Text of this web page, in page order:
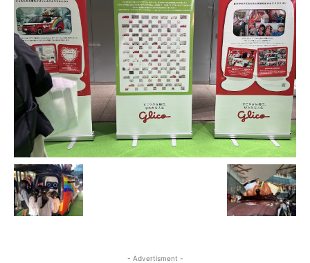
- Advertisment -